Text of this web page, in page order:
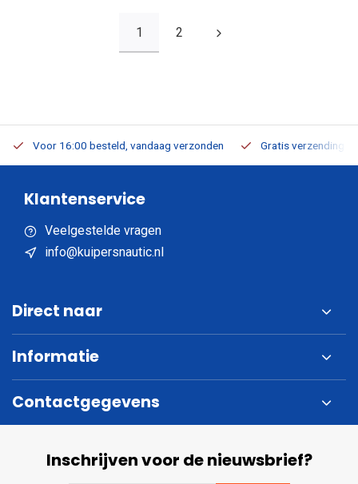
1 2
Voor 16:00 besteld, vandaag verzonden Gratis verzending
Klantenservice
Veelgestelde vragen
info@kuipersnautic.nl
Direct naar
Informatie
Contactgegevens
Inschrijven voor de nieuwsbrief?